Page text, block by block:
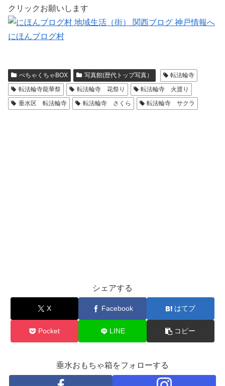
クリックお願いします
にほんブログ村
ぺちゃくちゃBOX 写真館(歴代トップ写真）
転法輪寺
転法輪寺龍華祭
転法輪寺 花祭り
転法輪寺 火渡り
垂水区 転法輪寺
転法輪寺 さくら 転法輪寺 サクラ
シェアする
X Facebook はてブ
Pocket LINE コピー
垂水おもちゃ箱をフォローする